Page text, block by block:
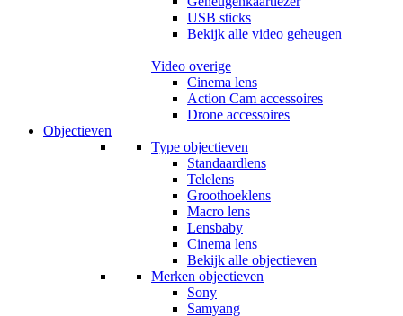
USB sticks
Bekijk alle video geheugen
Video overige
Cinema lens
Action Cam accessoires
Drone accessoires
Objectieven
Type objectieven
Standaardlens
Telelens
Groothoeklens
Macro lens
Lensbaby
Cinema lens
Bekijk alle objectieven
Merken objectieven
Sony
Samyang